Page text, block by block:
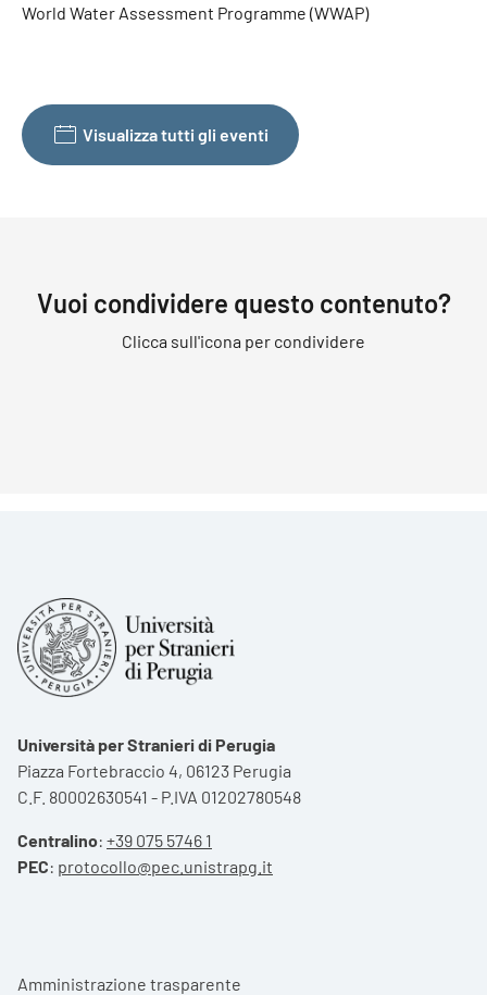
World Water Assessment Programme (WWAP)
Visualizza tutti gli eventi
Vuoi condividere questo contenuto?
Clicca sull'icona per condividere
Università per Stranieri di Perugia
Piazza Fortebraccio 4, 06123 Perugia
C.F. 80002630541 - P.IVA 01202780548
Centralino: +39 075 5746 1
PEC: protocollo@pec.unistrapg.it
Footer menu
Amministrazione trasparente